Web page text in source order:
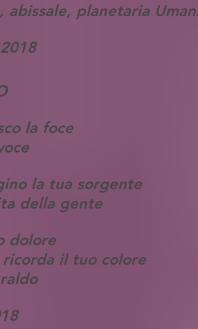
abissale, planetaria
la foce
la tua sorgente
della gente
dolore
ricorda il tuo colore